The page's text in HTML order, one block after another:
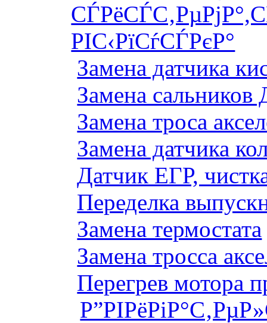
РІС‹РїСѓСЃРєР°
Замена датчика
Замена сальников
Замена троса
Замена датчика
Датчик ЕГР,
Переделка
Замена термостата
Замена тросса
Перегрев мотора